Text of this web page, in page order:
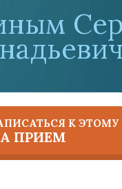
К ЭТОМУ
ПРИЕМ